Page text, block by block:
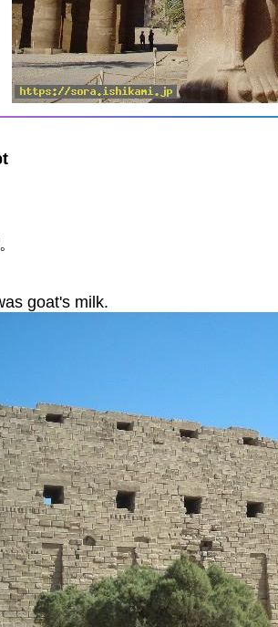
goat's milk.